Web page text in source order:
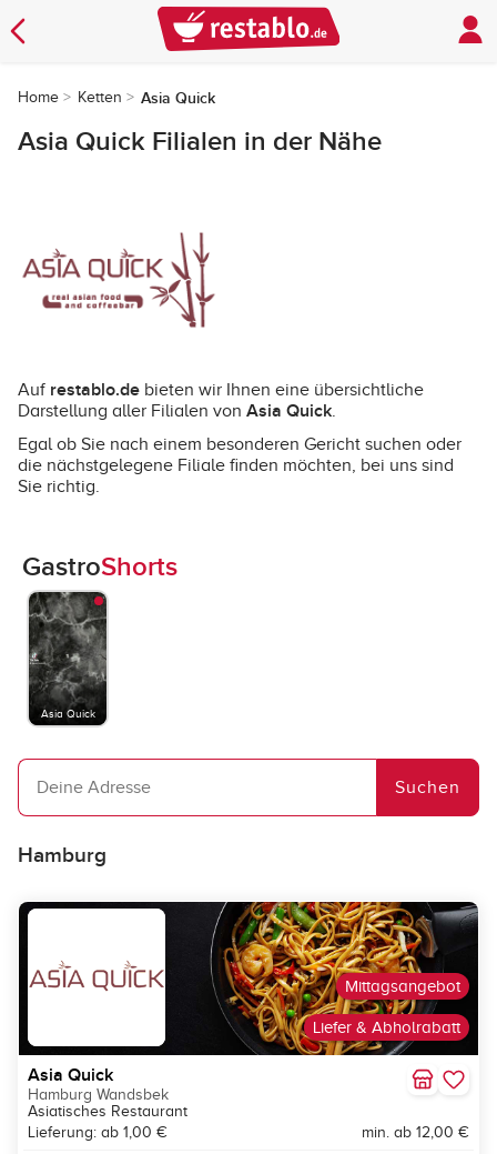
Home Ketten Asia Quick
Asia Quick Filialen in der Nähe
Auf restablo.de bieten wir Ihnen eine übersichtliche
Darstellung aller Filialen von Asia Quick.
Egal ob Sie nach einem besonderen Gericht suchen oder
die nächstgelegene Filiale finden möchten, bei uns sind
Sie richtig.
GastroShorts
Asia Quick
Hamburg
Liefer & Abholrabatt
Mittagsangebot
Asia Quick
Hamburg Wandsbek
Asiatisches Restaurant
Lieferung: ab 1,00 €
min. ab 12,00 €